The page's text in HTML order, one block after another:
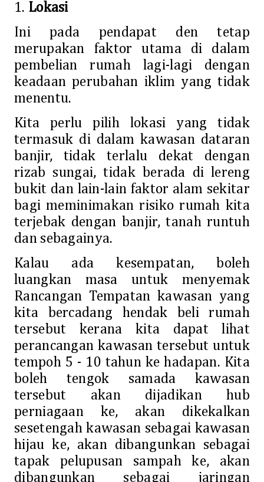
1. Lokasi
Ini pada pendapat den tetap
merupakan faktor utama di dalam
pembelian rumah lagi-lagi dengan
keadaan perubahan iklim yang tidak
menentu.
Kita perlu pilih lokasi yang tidak
termasuk di dalam kawasan dataran
banjir, tidak terlalu dekat dengan
rizab sungai, tidak berada di lereng
bukit dan lain-lain faktor alam sekitar
bagi meminimakan risiko rumah kita
terjebak dengan banjir, tanah runtuh
dan sebagainya.
Kalau ada kesempatan, boleh
luangkan masa untuk menyemak
Rancangan Tempatan kawasan yang
kita bercadang hendak beli rumah
tersebut kerana kita dapat lihat
perancangan kawasan tersebut untuk
tempoh 5 - 10 tahun ke hadapan. Kita
boleh tengok samada kawasan
tersebut akan dijadikan hub
perniagaan ke, akan dikekalkan
sesetengah kawasan sebagai kawasan
hijau ke, akan dibangunkan sebagai
tapak pelupusan sampah ke, akan
dibangunkan sebagai jaringan